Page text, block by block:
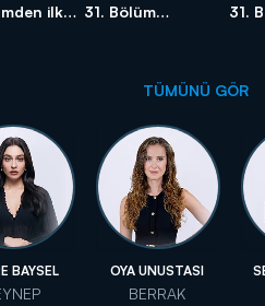
ilk
31. Bölüm
31.
TÜMÜNÜ GÖR
BAYSEL OYA UNUSTASI
BERRAK